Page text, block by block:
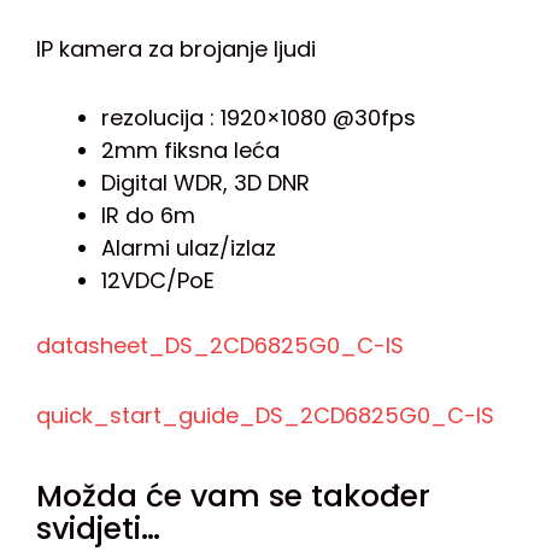
IP kamera za brojanje ljudi
rezolucija : 1920×1080 @30fps
2mm fiksna leća
Digital WDR, 3D DNR
IR do 6m
Alarmi ulaz/izlaz
12VDC/PoE
datasheet_DS_2CD6825G0_C-IS
quick_start_guide_DS_2CD6825G0_C-IS
Možda će vam se također
svidjeti…